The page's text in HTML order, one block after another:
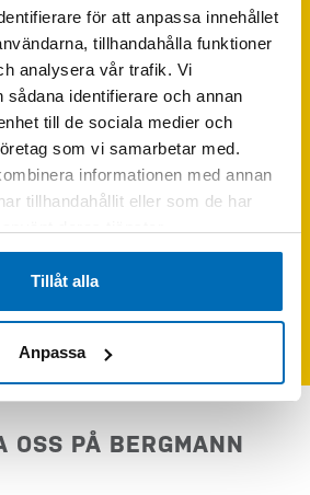
för att anpassa innehållet
tillhandahålla funktioner
analysera vår trafik. Vi
sådana identifierare och annan
till de sociala medier och
som vi samarbetar med.
informationen med annan
tillhandahållit eller som de har
Tillåt alla
Anpassa
(24680)
OSS PÅ BERGMANN